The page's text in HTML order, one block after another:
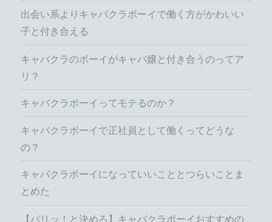
出会い系よりキャバクラボーイで働く方がかわいい
子と付き合える
キャバクラのボーイがキャバ嬢と付き合うのってア
リ？
キャバクラボーイってモテるのか？
キャバクラボーイで正社員として働くってどうな
の？
キャバクラボーイになっていいこととつらいことま
とめた
【パリッ！と決めろ】キャバクラボーイおすすめの